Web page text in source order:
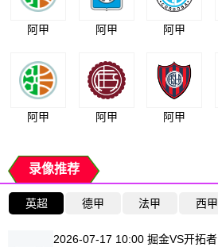
阿甲 阿甲 阿甲
阿甲 阿甲 阿甲
录像推荐
英超 德甲 法甲 西甲
2026-07-17 10:00 掘金VS开拓者